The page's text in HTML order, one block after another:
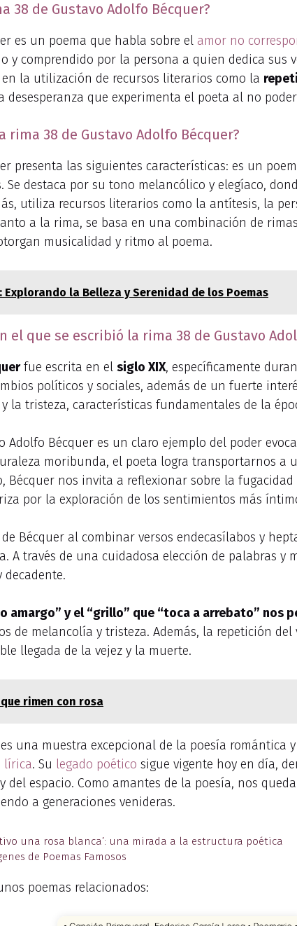
38 de Gustavo Adolfo Bécquer?
es un poema que habla sobre el amor no
y comprendido por la persona a quien dedica sus
la utilización de recursos literarios como la
que experimenta el poeta al no
38 de Gustavo Adolfo Bécquer?
presenta las siguientes características: es un
Se destaca por su tono melancólico y elegíaco,
utiliza recursos literarios como la antítesis, la
a la rima, se basa en una combinación de
musicalidad y ritmo al poema.
Explorando la Belleza y Serenidad de los Poemas
el que se escribió la rima 38 de Gustavo
fue escrita en el siglo XIX, específicamente
políticos y sociales, además de un fuerte
la tristeza, características fundamentales de la
Adolfo Bécquer es un claro ejemplo del poder
moribunda, el poeta logra transportarnos a
Bécquer nos invita a reflexionar sobre la fugacidad
por la exploración de los sentimientos más
Bécquer al combinar versos endecasílabos y
A través de una cuidadosa elección de palabras
amargo” y el “grillo” que “toca a arrebato”
de melancolía y tristeza. Además, la repetición del
llegada de la vejez y la muerte.
rimen con rosa
una muestra excepcional de la poesía
lírica. Su legado poético sigue vigente hoy en día,
espacio. Como amantes de la poesía, nos
a generaciones venideras.
una rosa blanca’: una mirada a la estructura poética
de Poemas Famosos
poemas relacionados: